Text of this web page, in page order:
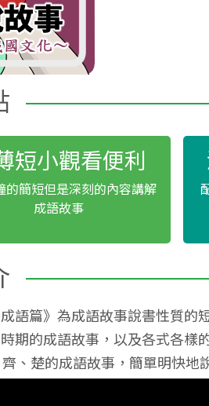
短小觀看便利
的簡短但是深刻的內容講解
成語故事
語篇》為成語故事說書性質
期的成語故事，以及各式各樣
、楚的成語故事，簡單明快地